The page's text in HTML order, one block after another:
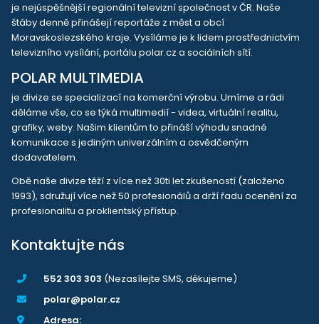
je nejúspěšnější regionální televizní společnost v ČR. Naše
štáby denně přinášejí reportáže z měst a obcí
Moravskoslezského kraje. Vysíláme je k lidem prostřednictvím
televizního vysílání, portálu polar.cz a sociálních sítí.
POLAR MULTIMEDIA
je divize se specializací na komerční výrobu. Umíme a rádi
děláme vše, co se týká multimedií - videa, virtuální realitu,
grafiky, weby. Našim klientům to přináší výhodu snadné
komunikace s jediným univerzálním a osvědčeným
dodavatelem.
Obě naše divize těží z více než 30ti let zkušeností (založeno
1993), sdružují více než 50 profesionálů a drží řadu ocenění za
profesionalitu a proklientský přístup.
Kontaktujte nás
552 303 303 (Nezasílejte SMS, děkujeme)
polar@polar.cz
Adresa: